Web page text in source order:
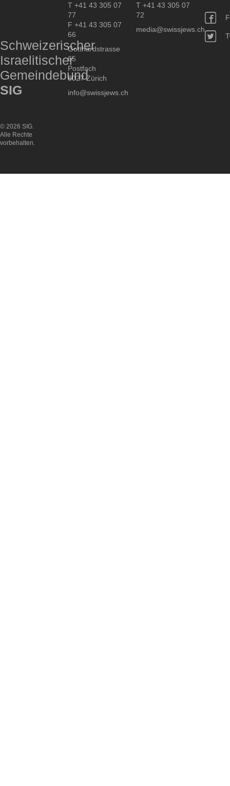
Schweizerischer
Israelitischer
Gemeindebund
SIG
T +41 43 305 07
77
F +41 43 305 07
66
Gotthardstrasse
65
Postfach
8027 Zürich
info@swissjews.ch
T +41 43 305 07
72
media@swissjews.ch
© 2026 SIG.
Alle Rechte
vorbehalten.